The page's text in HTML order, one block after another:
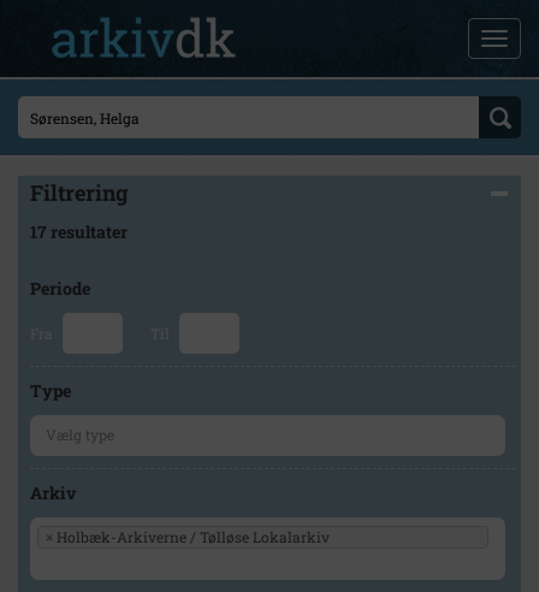
Filtrering
17 resultater
Periode
Fra Til
Type
Arkiv
× Holbæk-Arkiverne / Tølløse Lokalarkiv